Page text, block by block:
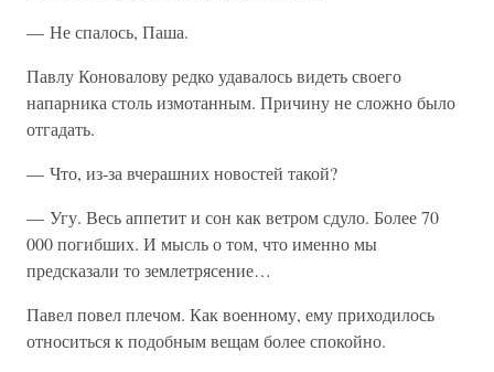
— Не спалось, Паша.
Павлу Коновалову редко удавалось видеть своего
напарника столь измотанным. Причину не сложно было
отгадать.
— Что, из-за вчерашних новостей такой?
— Угу. Весь аппетит и сон как ветром сдуло. Более 70
000 погибших. И мысль о том, что именно мы
предсказали то землетрясение…
Павел повел плечом. Как военному, ему приходилось
относиться к подобным вещам более спокойно.